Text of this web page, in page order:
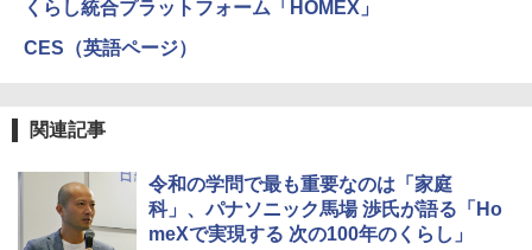
くらし統合プラットフォーム「HOMEX」
CES（英語ページ）
関連記事
令和の学問で最も重要なのは「家庭
科」、パナソニック馬場 渉氏が語る「Ho
meXで実現する 次の100年のくらし」